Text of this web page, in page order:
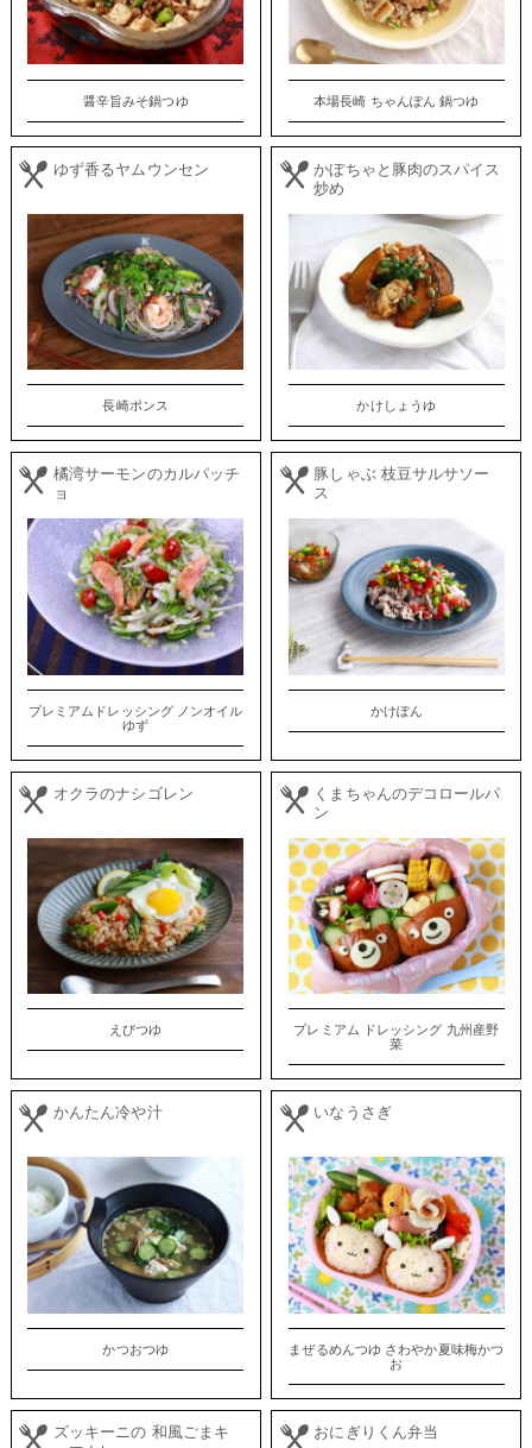
醤辛旨みそ鍋つゆ 本場長崎 ちゃんぽん 鍋つゆ
ゆず香るヤムウンセン
長崎ポンス
かぼちゃと豚肉のスパイス
炒め
かけしょうゆ
橘湾サーモンのカルパッチ
ョ
プレミアムドレッシング ノンオイル
ゆず
豚しゃぶ 枝豆サルサソー
ス
かけぽん
オクラのナシゴレン
えびつゆ
くまちゃんのデコロールパ
ン
プレミアム ドレッシング 九州産野
菜
かんたん冷や汁
かつおつゆ
いなうさぎ
まぜるめんつゆ さわやか夏味梅かつ
お
ズッキーニの 和風ごまキ
おにぎりくん弁当